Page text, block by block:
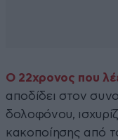
Ο 22χρονος που
αποδίδει στον
δολοφόνου,
κακοποίησης από